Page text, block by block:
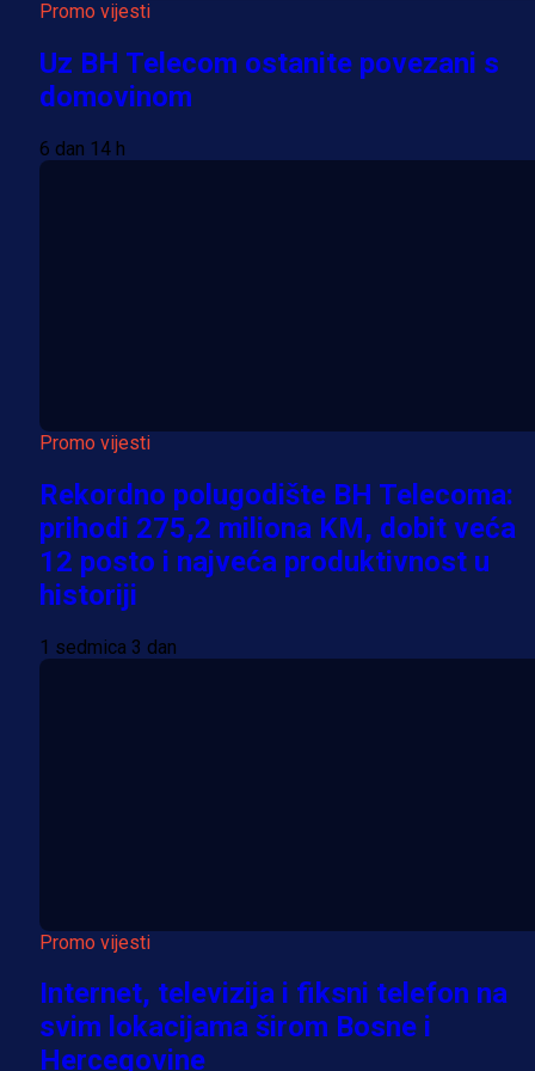
Promo vijesti
Uz BH Telecom ostanite povezani s
domovinom
6 dan 14 h
Promo vijesti
Rekordno polugodište BH Telecoma:
prihodi 275,2 miliona KM, dobit veća
12 posto i najveća produktivnost u
historiji
1 sedmica 3 dan
Promo vijesti
Internet, televizija i fiksni telefon na
svim lokacijama širom Bosne i
Hercegovine